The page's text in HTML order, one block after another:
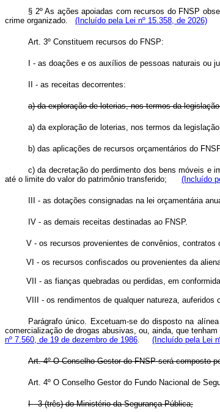
§ 2º As ações apoiadas com recursos do FNSP
crime organizado. (Incluído pela Lei nº 15.358, de 2026)
Art. 3º Constituem recursos do FNSP:
I - as doações e os auxílios de pessoas naturais ou
II - as receitas decorrentes:
a) da exploração de loterias, nos termos da
a) da exploração de loterias, nos termos da
b) das aplicações de recursos orçamentários do
c) da decretação do perdimento dos bens móveis e
até o limite do valor do patrimônio transferido; (Incluído
III - as dotações consignadas na lei orçamentária
IV - as demais receitas destinadas ao FNSP.
V - os recursos provenientes de convênios,
VI - os recursos confiscados ou provenientes da
VII - as fianças quebradas ou perdidas, em
VIII - os rendimentos de qualquer natureza,
Parágrafo único. Excetuam-se do disposto na alínea
comercialização de drogas abusivas, ou, ainda, que
nº 7.560, de 19 de dezembro de 1986. (Incluído pela Lei
Art. 4º O Conselho Gestor do FNSP será composto
Art. 4º O Conselho Gestor do Fundo Nacional de
I - 3 (três) do Ministério da Segurança Pública;